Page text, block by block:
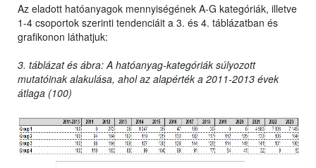
Az eladott hatóanyagok mennyiségének A-G kategóriák, illetve
1-4 csoportok szerinti tendenciáit a 3. és 4. táblázatban és
grafikonon láthatjuk:
3. táblázat és ábra: A hatóanyag-kategóriák súlyozott
mutatóinak alakulása, ahol az alapérték a 2011-2013 évek
átlaga (100)